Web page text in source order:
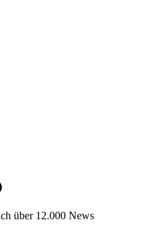
über 12.000 News